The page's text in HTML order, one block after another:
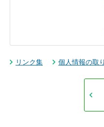
リンク集 個人情報の取